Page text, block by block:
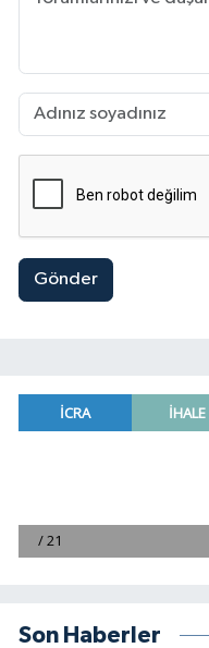
Gönder
Son Haberler